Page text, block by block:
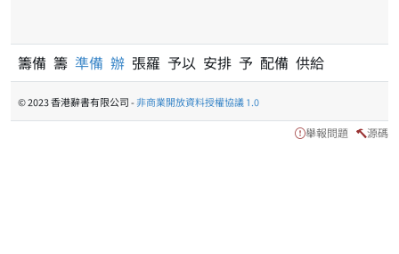
籌備 籌 準備 辦 張羅 予以 安排 予 配備 供給
© 2023 香港辭書有限公司 -非商業開放資料授權協議 1.0
舉報問題 源碼